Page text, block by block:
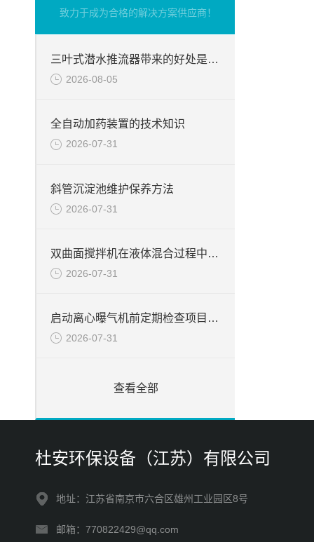
致力于成为合格的解决方案供应商！
三叶式潜水推流器带来的好处是什么？
2026-08-05
全自动加药装置的技术知识
2026-07-31
斜管沉淀池维护保养方法
2026-07-31
双曲面搅拌机在液体混合过程中的应用与优势分析
2026-07-31
启动离心曝气机前定期检查项目分析
2026-07-31
查看全部
杜安环保设备（江苏）有限公司
地址：江苏省南京市六合区雄州工业园区8号
邮箱：770822429@qq.com